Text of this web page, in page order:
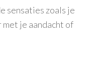
sensaties zoals je
je aandacht of